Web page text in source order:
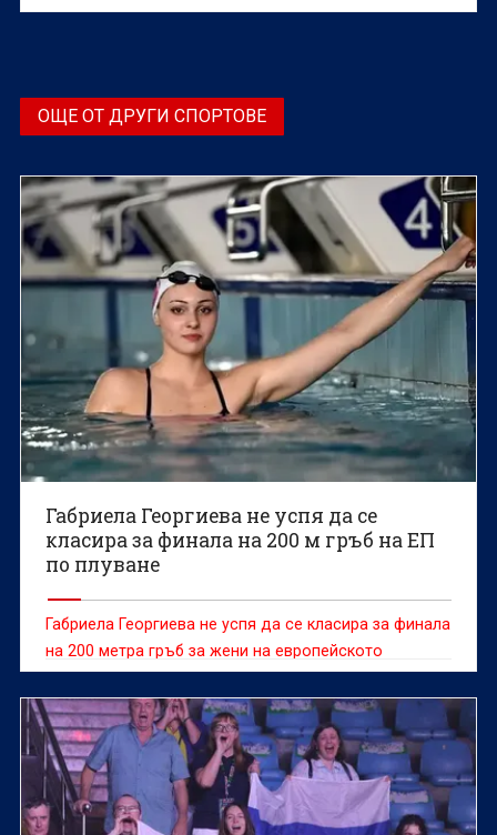
се проведе от 23 до 25 май в София.
ОЩЕ ОТ ДРУГИ СПОРТОВЕ
Габриела Георгиева не успя да се
класира за финала на 200 м гръб на ЕП
по плуване
Габриела Георгиева не успя да се класира за финала
на 200 метра гръб за жени на европейското
първенство по плуване в Париж.